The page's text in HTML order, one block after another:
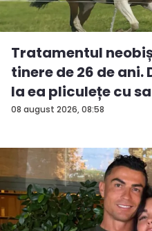
08 august 2026, 08:58
Tratamentul
tinere de 26 de ani.
la ea pliculețe cu